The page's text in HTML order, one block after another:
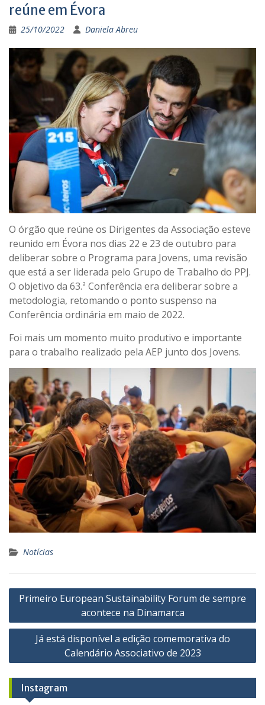
reúne em Évora
25/10/2022 Daniela Abreu
O órgão que reúne os Dirigentes da Associação esteve
reunido em Évora nos dias 22 e 23 de outubro para
deliberar sobre o Programa para Jovens, uma revisão
que está a ser liderada pelo Grupo de Trabalho do PPJ.
O objetivo da 63.ª Conferência era deliberar sobre a
metodologia, retomando o ponto suspenso na
Conferência ordinária em maio de 2022.
Foi mais um momento muito produtivo e importante
para o trabalho realizado pela AEP junto dos Jovens.
Notícias
Navegação
artigos
Primeiro European Sustainability Forum de sempre
acontece na Dinamarca
Já está disponível a edição comemorativa do
Calendário Associativo de 2023
Instagram